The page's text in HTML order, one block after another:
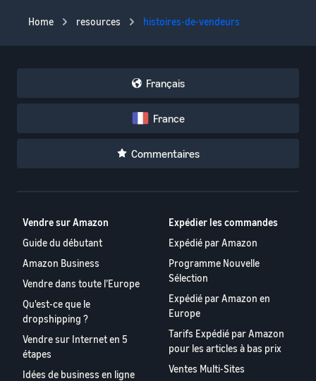
Home resources histoires-de-vendeurs
Français
France
Commentaires
Vendre sur Amazon
Guide du débutant
Amazon Business
Vendre dans toute l’Europe
Qu'est-ce que le
dropshipping ?
Vendre sur Internet en 5
étapes
Idées de business en ligne
Expédier les commandes
Expédié par Amazon
Programme Nouvelle
Sélection
Expédié par Amazon en
Europe
Tarifs Expédié par Amazon
pour les articles à bas prix
Ventes Multi-Sites